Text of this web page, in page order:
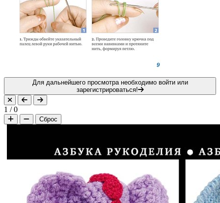
Для дальнейшего просмотра необходимо войти или
зарегистрироваться!
1 /0
Сброс